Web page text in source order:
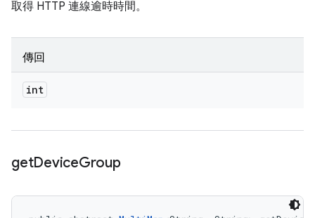
取得 HTTP 連線逾時時間。
傳回
int
getDeviceGroup